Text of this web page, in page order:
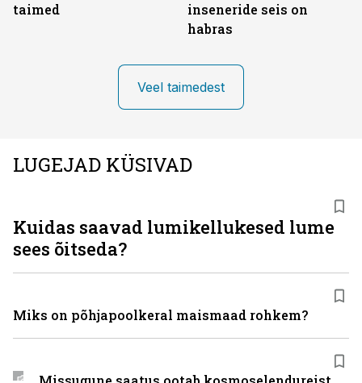
taimed
inseneride seis on
habras
Veel taimedest
LUGEJAD KÜSIVAD
Kuidas saavad lumikellukesed lume
sees õitseda?
Miks on põhjapoolkeral maismaad rohkem?